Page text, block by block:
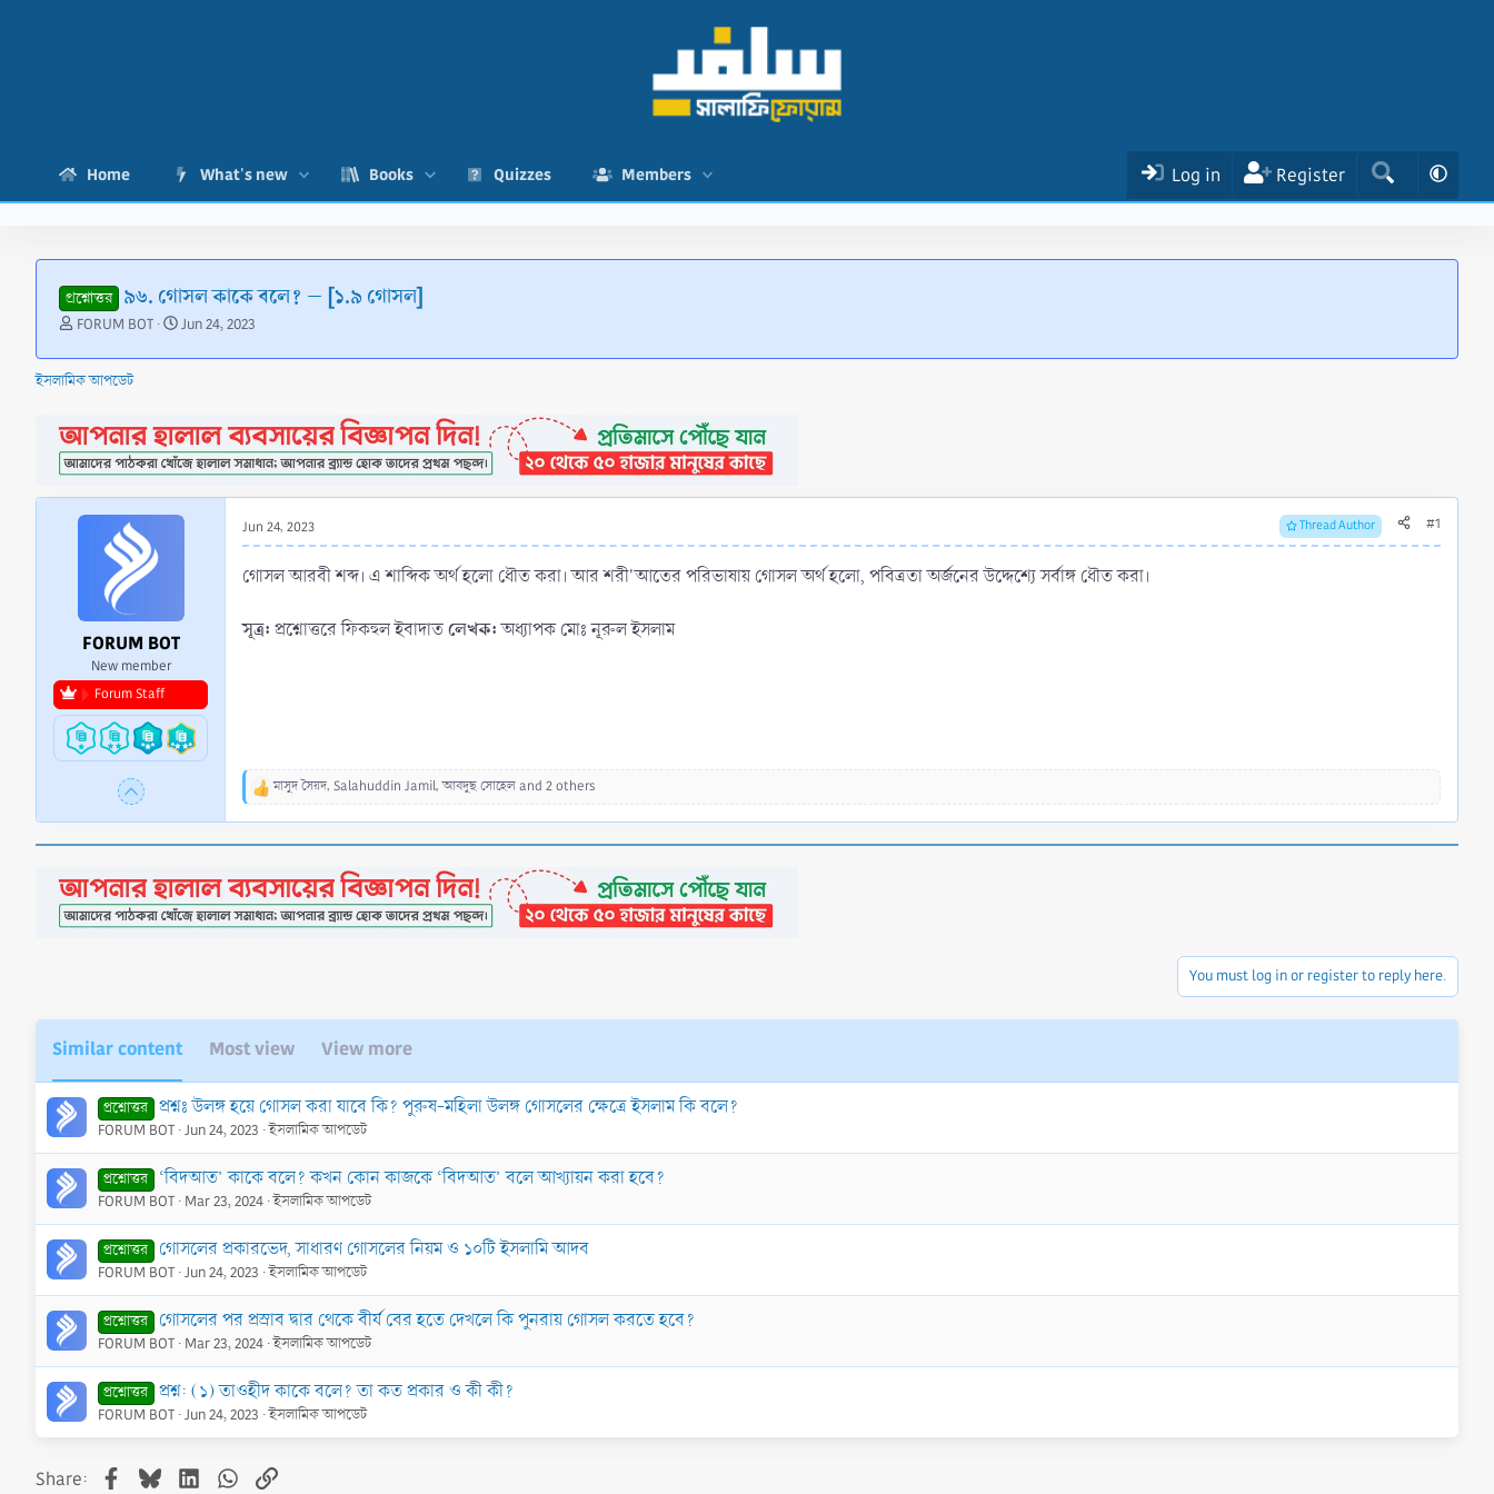
Home What's new Books Quizzes Members Log in Register
প্রশ্নোত্তর ৯৬. গোসল কাকে বলে? – [১.৯ গোসল]
T
r
e
d
s
t
a
r
FORUM BOT
S
a
d
a
t
e
Jun 24, 2023
ইসলামিক আপডেট
FORUM BOT
New member
Forum Staff
Jun 24, 2023 Thread Author #1
গোসল আরবী শব্দ। এ শাব্দিক অর্থ হলো ধৌত করা। আর শরী'আতের পরিভাষায় গোসল অর্থ হলো, পবিত্রতা অর্জনের উদ্দেশ্যে সর্বাঙ্গ ধৌত করা।
সূত্র: প্রশ্নোত্তরে ফিকহুল ইবাদাতলেখক:অধ্যাপক মোঃ নূরুল ইসলাম
R
i
o
n
মাসুদ সৈয়দ, Salahuddin Jamil,আবদুছ সোহেলand 2 others
You must log in or register to reply here.
Similar content Most view View more
প্রশ্নোত্তর প্রশ্নঃ উলঙ্গ হয়ে গোসল করা যাবে কি? পুরুষ-মহিলা উলঙ্গ গোসলের ক্ষেত্রে ইসলাম কি বলে?
FORUM BOT Jun 24, 2023 ইসলামিক আপডেট
প্রশ্নোত্তর ‘বিদআত’ কাকে বলে? কখন কোন কাজকে ‘বিদআত’ বলে আখ্যায়ন করা হবে?
FORUM BOT Mar 23, 2024 ইসলামিক আপডেট
প্রশ্নোত্তর গোসলের প্রকারভেদ, সাধারণ গোসলের নিয়ম ও ১০টি ইসলামি আদব
FORUM BOT Jun 24, 2023 ইসলামিক আপডেট
প্রশ্নোত্তর গোসলের পর প্রস্রাব দ্বার থেকে বীর্য বের হতে দেখলে কি পুনরায় গোসল করতে হবে?
FORUM BOT Mar 23, 2024 ইসলামিক আপডেট
প্রশ্নোত্তর প্রশ্ন: (১) তাওহীদ কাকে বলে? তা কত প্রকার ও কী কী?
FORUM BOT Jun 24, 2023 ইসলামিক আপডেট
Share: Facebook
BlueskyLinkedInWhatsApp
Link